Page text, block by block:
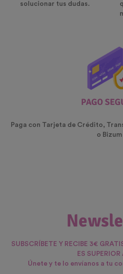
solucionar tus dudas.
PAGO
Paga con Tarjeta de Crédito,
o Bizum
SUBSCRÍBETE Y RECIBE 3€
ES
Únete y te lo envíanos a tu